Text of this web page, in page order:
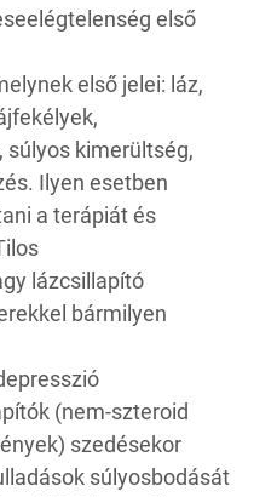
első
első jelei: láz,
kimerültség,
Ilyen esetben
a terápiát és
lázcsillapító
bármilyen
(nem‑szteroid
szedésekor
súlyosbodását